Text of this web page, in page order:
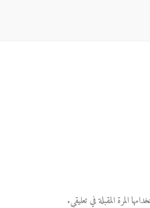
المرة المقبلة في تعليقي.